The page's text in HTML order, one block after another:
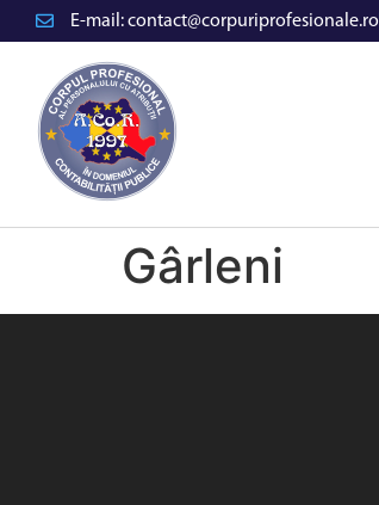
E-mail:contact@corpuriprofesionale.ro
Gârleni